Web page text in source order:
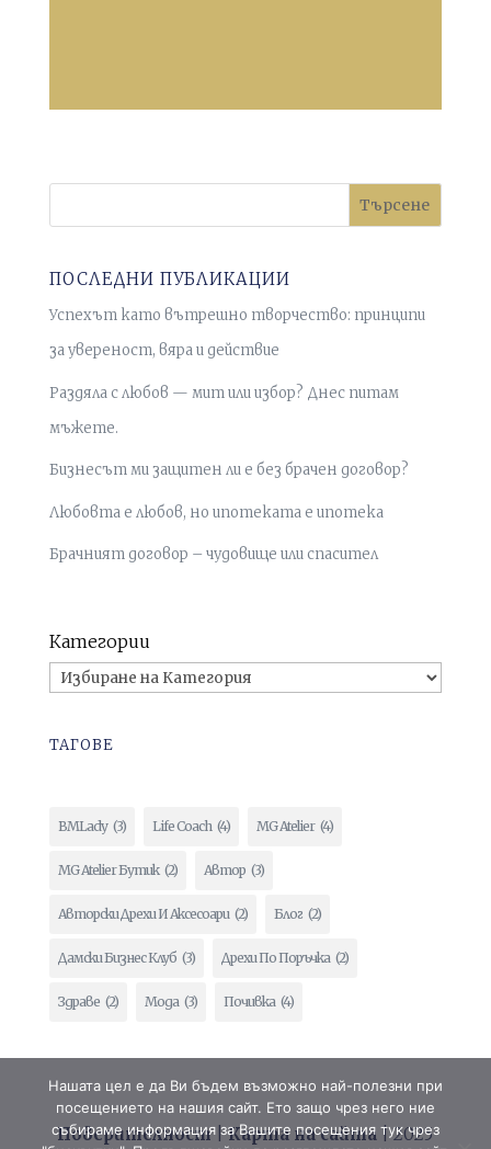
Търсене
ПОСЛЕДНИ ПУБЛИКАЦИИ
Успехът като вътрешно творчество: принципи
за увереност, вяра и действие
Раздяла с любов — мит или избор? Днес питам
мъжете.
Бизнесът ми защитен ли е без брачен договор?
Любовта е любов, но ипотеката е ипотека
Брачният договор – чудовище или спасител
Категории
ТАГОВЕ
BMLady (3) Life Coach (4) MG Atelier (4)
MG Atelier Бутик (2) Автор (3)
Авторски Дрехи И Аксесоари (2) Блог (2)
Дамски Бизнес Клуб (3) Дрехи По Поръчка (2)
Здраве (2) Мода (3) Почивка (4)
Поверителност|Карта на сайта | 2025
Нашата цел е да Ви бъдем възможно най-полезни при
посещението на нашия сайт. Ето защо чрез него ние
събираме информация за Вашите посещения тук чрез